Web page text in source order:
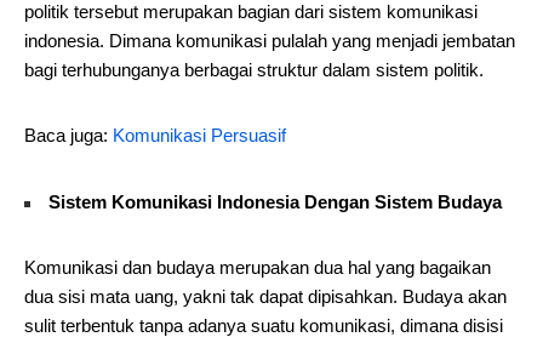
politik tersebut merupakan bagian dari sistem komunikasi
indonesia. Dimana komunikasi pulalah yang menjadi jembatan
bagi terhubunganya berbagai struktur dalam sistem politik.
Baca juga: Komunikasi Persuasif
Sistem Komunikasi Indonesia Dengan Sistem Budaya
Komunikasi dan budaya merupakan dua hal yang bagaikan
dua sisi mata uang, yakni tak dapat dipisahkan. Budaya akan
sulit terbentuk tanpa adanya suatu komunikasi, dimana disisi